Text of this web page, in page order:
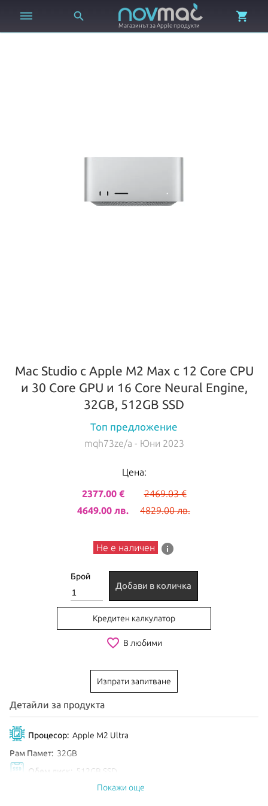
 
Магазинът за Apple продукти

Mac Studio с Apple M2 Max с 12 Core CPU
и 30 Core GPU и 16 Core Neural Engine,
32GB, 512GB SSD
Топ предложение
mqh73ze/a - Юни 2023
Цена:
2377.00 €
2469.03 €
4649.00 лв.
4829.00 лв.
Не е наличен info
Брой
Добави в количка
Кредитен калкулатор
favorite_border В любими
Изпрати запитване
Детайли за продукта
Процесор: Apple M2 Ultra
Рам Памет: 32GB
Обем диск:
512GB SSD
Покажи още